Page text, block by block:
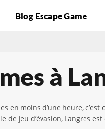
Blog Escape Game
à
en moins d’une heure,
de jeu d’évasion, Langres